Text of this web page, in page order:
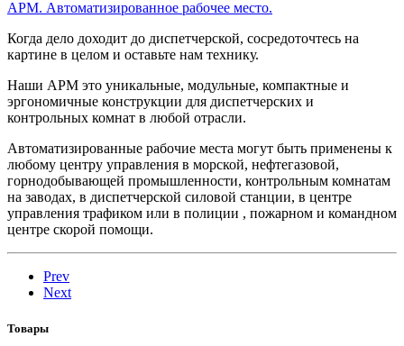
АРМ. Автоматизированное рабочее место.
Когда дело доходит до диспетчерской, сосредоточтесь на
картине в целом и оставьте нам технику.
Наши АРМ это уникальные, модульные, компактные и
эргономичные конструкции для диспетчерских и
контрольных комнат в любой отрасли.
Автоматизированные рабочие места могут быть применены к
любому центру управления в морской, нефтегазовой,
горнодобывающей промышленности, контрольным комнатам
на заводах, в диспетчерской силовой станции, в центре
управления трафиком или в полиции , пожарном и командном
центре скорой помощи.
Prev
Next
Товары